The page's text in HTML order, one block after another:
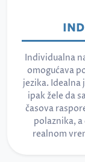
Individualna
omogućava
jezika. Idealna
ipak žele da
časova
polaznika,
realnom